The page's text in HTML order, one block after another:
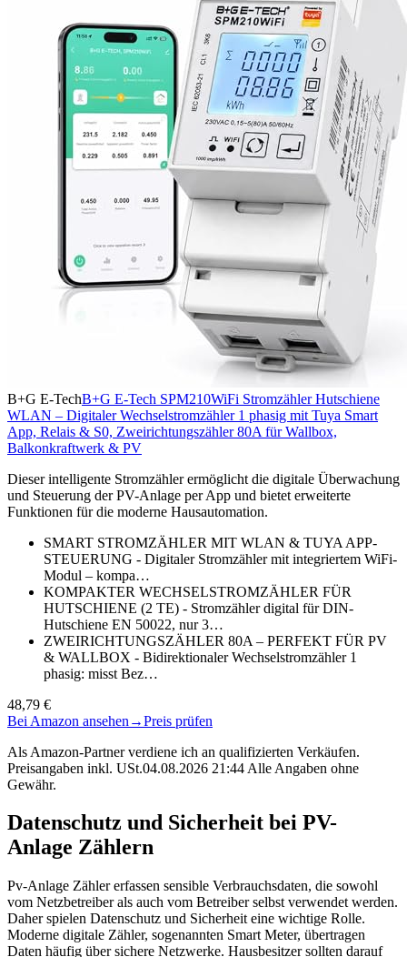
B+G E-TechB+G E-Tech SPM210WiFi Stromzähler Hutschiene
WLAN – Digitaler Wechselstromzähler 1 phasig mit Tuya Smart
App, Relais & S0, Zweirichtungszähler 80A für Wallbox,
Balkonkraftwerk & PV
Dieser intelligente Stromzähler ermöglicht die digitale Überwachung
und Steuerung der PV-Anlage per App und bietet erweiterte
Funktionen für die moderne Hausautomation.
SMART STROMZÄHLER MIT WLAN & TUYA APP-
STEUERUNG - Digitaler Stromzähler mit integriertem WiFi-
Modul – kompa…
KOMPAKTER WECHSELSTROMZÄHLER FÜR
HUTSCHIENE (2 TE) - Stromzähler digital für DIN-
Hutschiene EN 50022, nur 3…
ZWEIRICHTUNGSZÄHLER 80A – PERFEKT FÜR PV
& WALLBOX - Bidirektionaler Wechselstromzähler 1
phasig: misst Bez…
48,79 €
Bei Amazon ansehen →Preis prüfen
Als Amazon-Partner verdiene ich an qualifizierten Verkäufen.
Preisangaben inkl. USt.04.08.2026 21:44 Alle Angaben ohne
Gewähr.
Datenschutz und Sicherheit bei PV-
Anlage Zählern
Pv-Anlage Zähler erfassen sensible Verbrauchsdaten, die sowohl
vom Netzbetreiber als auch vom Betreiber selbst verwendet werden.
Daher spielen Datenschutz und Sicherheit eine wichtige Rolle.
Moderne digitale Zähler, sogenannten Smart Meter, übertragen
Daten häufig über sichere Netzwerke. Hausbesitzer sollten darauf